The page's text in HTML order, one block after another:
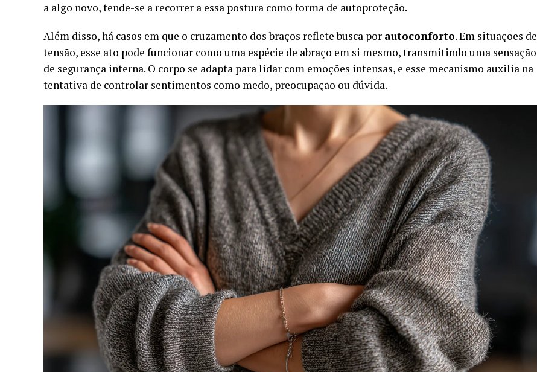
a algo novo, tende-se a recorrer a essa postura como forma de autoproteção.
Além disso, há casos em que o cruzamento dos braços reflete busca por autoconforto. Em situações de
tensão, esse ato pode funcionar como uma espécie de abraço em si mesmo, transmitindo uma sensação
de segurança interna. O corpo se adapta para lidar com emoções intensas, e esse mecanismo auxilia na
tentativa de controlar sentimentos como medo, preocupação ou dúvida.